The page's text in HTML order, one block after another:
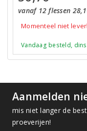
vanaf 12 flessen
Momenteel niet
Vandaag besteld,
Aanmelden
mis niet langer de
proeverijen!